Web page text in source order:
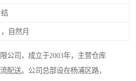
自然月
公司，成立于2003年，主营仓库
配送。公司总部设在杨浦区路，